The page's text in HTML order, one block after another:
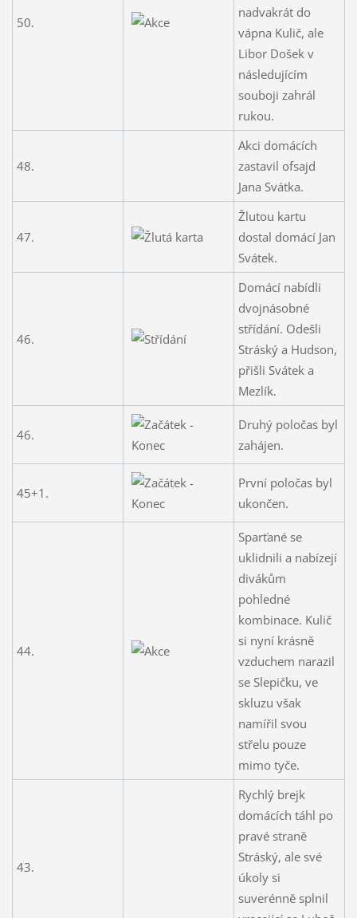
50.
nadvakrát do
vápna Kulič, ale
Libor Došek v
následujícím
souboji zahrál
rukou.
48.
Akci domácích
zastavil ofsajd
Jana Svátka.
47.
Žlutou kartu
dostal domácí Jan
Svátek.
46.
Domácí nabídli
dvojnásobné
střídání. Odešli
Stráský a Hudson,
přišli Svátek a
Mezlík.
46.
Druhý poločas byl
zahájen.
45+1.
První poločas byl
ukončen.
44.
Sparťané se
uklidnili a nabízejí
divákům
pohledné
kombinace. Kulič
si nyní krásně
vzduchem narazil
se Slepičku, ve
skluzu však
namířil svou
střelu pouze
mimo tyče.
43.
Rychlý brejk
domácích táhl po
pravé straně
Stráský, ale své
úkoly si
suverénně splnil